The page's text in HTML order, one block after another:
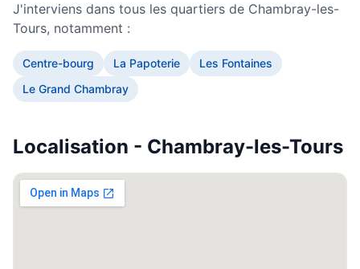
d'impôt
J'interviens dans tous les quartiers de Chambray-les-
Tours, notamment :
Centre-bourg La Papoterie
Les Fontaines
Le Grand Chambray
Localisation - Chambray-les-Tours